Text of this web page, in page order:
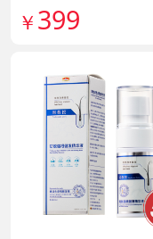
￥ 399